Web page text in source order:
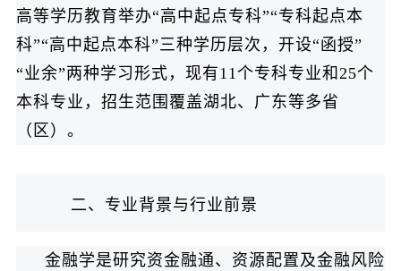
高等学历教育举办“高中起点专科”“专科起点本
科”“高中起点本科”三种学历层次，开设“函授”
“业余”两种学习形式，现有11个专科专业和25个
本科专业，招生范围覆盖湖北、广东等多省
（区）。
二、专业背景与行业前景
金融学是研究资金融通、资源配置及金融风险